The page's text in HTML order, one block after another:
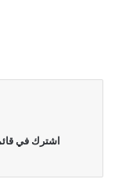
اشترك في